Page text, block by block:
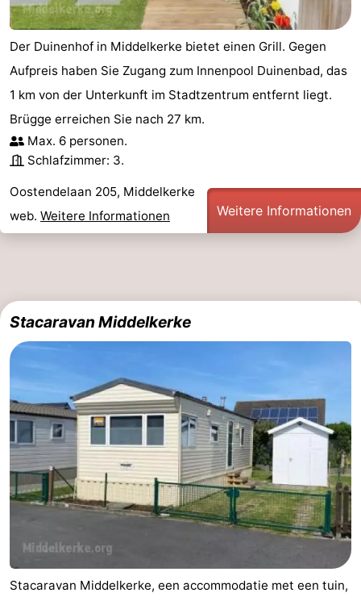
Der Duinenhof in Middelkerke bietet einen Grill. Gegen
Aufpreis haben Sie Zugang zum Innenpool Duinenbad, das
1 km von der Unterkunft im Stadtzentrum entfernt liegt.
Brügge erreichen Sie nach 27 km.
Max. 6 personen.
Schlafzimmer: 3.
Oostendelaan 205, Middelkerke
web. Weitere Informationen Weitere Informationen
Stacaravan Middelkerke
Stacaravan Middelkerke, een accommodatie met een tuin,